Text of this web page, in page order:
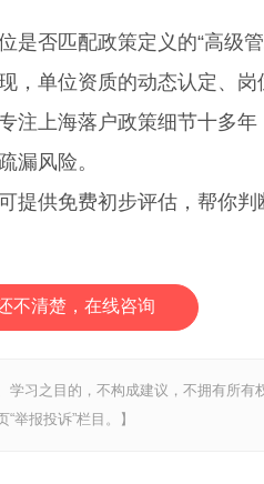
否匹配政策定义的“高级管
单位资质的动态认定、岗
注上海落户政策细节十多年
漏风险。
供免费初步评估，帮你判
不清楚，在线咨询
习之目的，不构成建议，不拥有所有
举报投诉”栏目。】